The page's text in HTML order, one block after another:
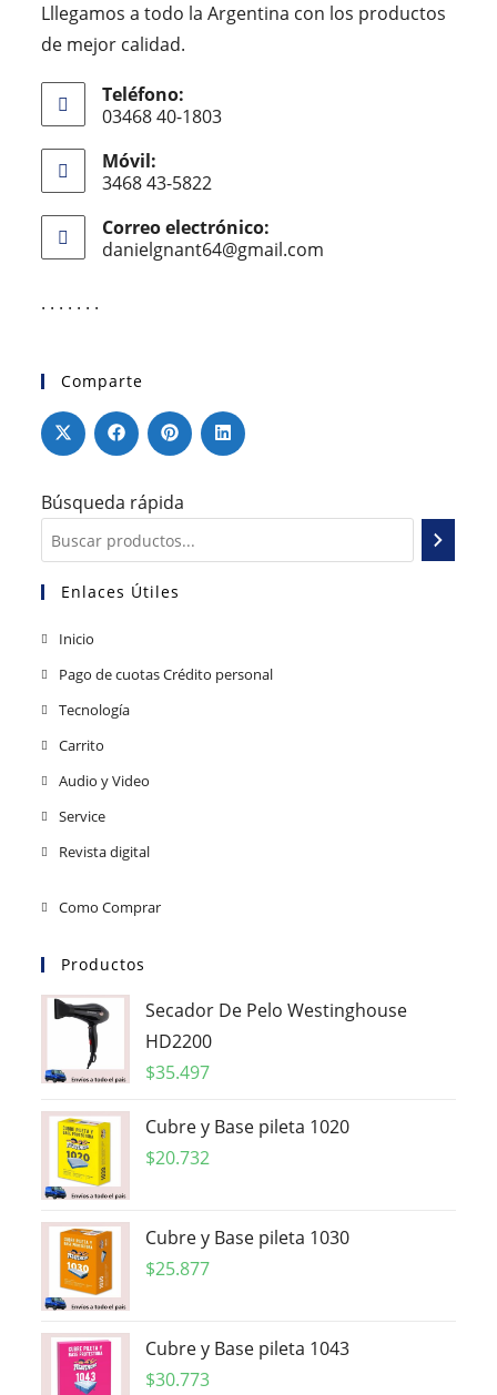
Lllegamos a todo la Argentina con los productos
de mejor calidad.
Teléfono:
03468 40-1803
Móvil:
3468 43-5822
Correo electrónico:
danielgnant64@gmail.com
. . . . . . .
Comparte
Búsqueda rápida
Enlaces Útiles
Inicio
Pago de cuotas Crédito personal
Tecnología
Carrito
Audio y Video
Service
Revista digital
Como Comprar
Productos
Secador De Pelo Westinghouse
HD2200
$35.497
Cubre y Base pileta 1020
$20.732
Cubre y Base pileta 1030
$25.877
Cubre y Base pileta 1043
$30.773